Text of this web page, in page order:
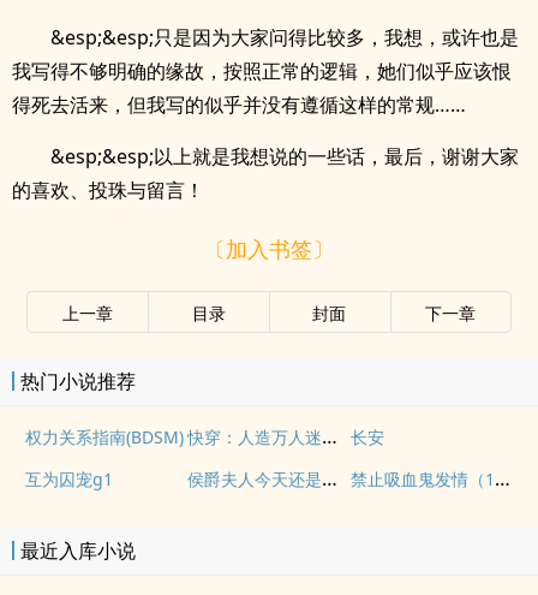
&esp;&esp;只是因为大家问得比较多，我想，或许也是
我写得不够明确的缘故，按照正常的逻辑，她们似乎应该恨
得死去活来，但我写的似乎并没有遵循这样的常规……
&esp;&esp;以上就是我想说的一些话，最后，谢谢大家
的喜欢、投珠与留言！
〔加入书签〕
上一章 目录 封面 下一章
热门小说推荐
权力关系指南(BDSM) 快穿：人造万人迷NPH
长安
互为囚宠g1
侯爵夫人今天还是没有现(婚后, 1v1) 禁止吸血鬼发情（1v1姐狗高H）
最近入库小说